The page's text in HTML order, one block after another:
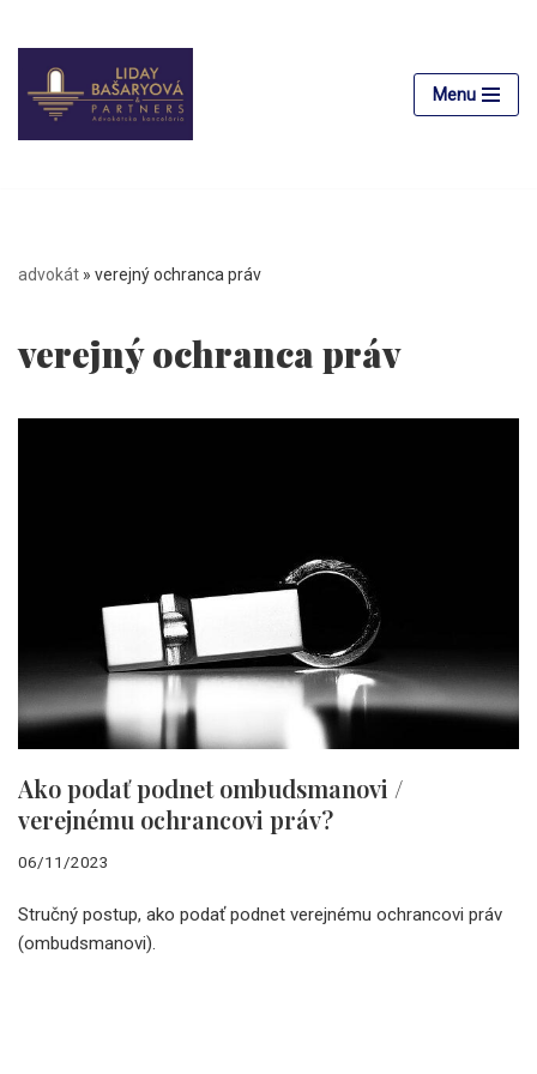
Preskočiť
na
obsah
Menu
advokát » verejný ochranca práv
verejný ochranca práv
Ako podať podnet ombudsmanovi /
verejnému ochrancovi práv?
06/11/2023
Stručný postup, ako podať podnet verejnému ochrancovi práv
(ombudsmanovi).